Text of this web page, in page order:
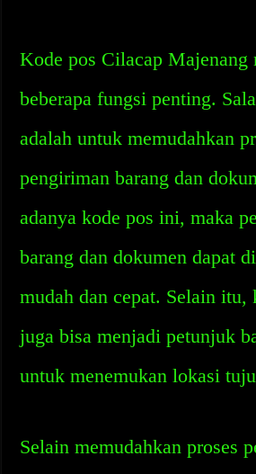
Kode pos Cilacap
beberapa fungsi penting.
adalah untuk memudahkan
pengiriman barang dan
adanya kode pos ini, maka
barang dan dokumen dapat
mudah dan cepat. Selain itu,
juga bisa menjadi petunjuk
untuk menemukan lokasi
Selain memudahkan proses